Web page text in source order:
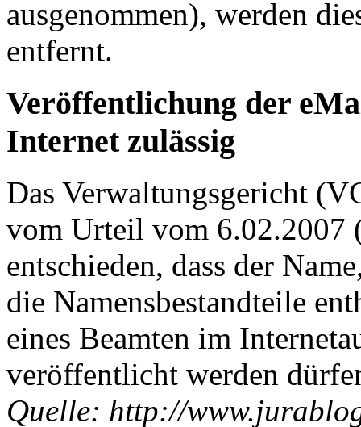
ausgenommen), werden
entfernt.
Veröffentlichung der
Internet zulässig
Das Verwaltungsgericht
vom Urteil vom
entschieden, dass der
die Namensbestandteile
eines Beamten im
veröffentlicht werden
Quelle: http://